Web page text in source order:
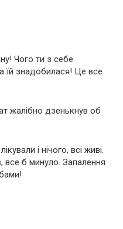
Чого ти з себе
їй знадобилася! Це все
жалібно дзенькнув об
і нічого, всі живі.
б минуло. Запалення